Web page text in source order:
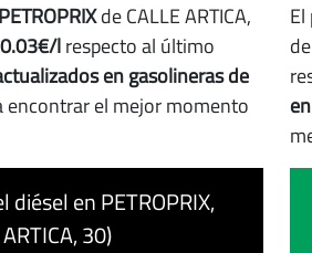
PETROPRIXde CALLE ARTICA,
lrespecto al último
en gasolineras de
encontrar el mejor momento
en PETROPRIX,
30)